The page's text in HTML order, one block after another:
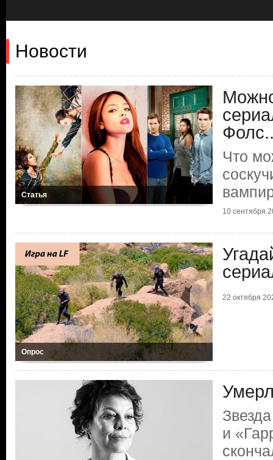
Новости
Статья
Что
10 сентября
Опрос
22 октября
и